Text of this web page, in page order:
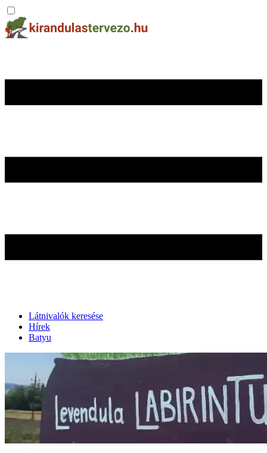
Látnivalók keresése
Hírek
Batyu